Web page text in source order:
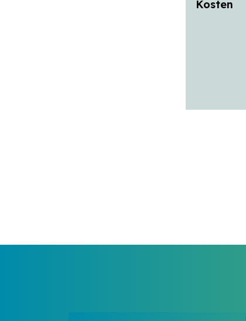
Kosten